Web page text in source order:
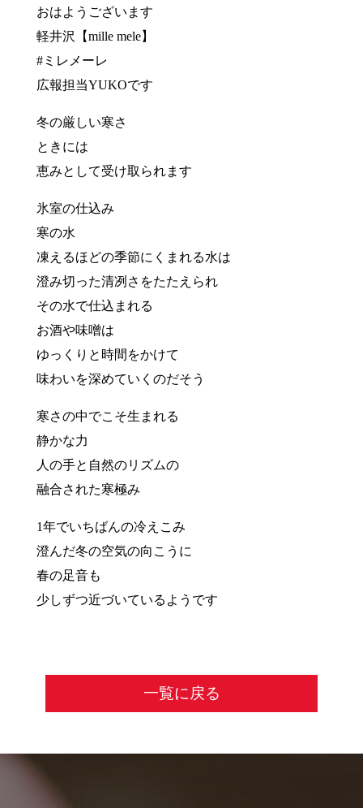
おはようございます
軽井沢【mille mele】
#ミレメーレ
広報担当YUKOです
冬の厳しい寒さ
ときには
恵みとして受け取られます
氷室の仕込み
寒の水
凍えるほどの季節にくまれる水は
澄み切った清冽さをたたえられ
その水で仕込まれる
お酒や味噌は
ゆっくりと時間をかけて
味わいを深めていくのだそう
寒さの中でこそ生まれる
静かな力
人の手と自然のリズムの
融合された寒極み
1年でいちばんの冷えこみ
澄んだ冬の空気の向こうに
春の足音も
少しずつ近づいているようです
一覧に戻る